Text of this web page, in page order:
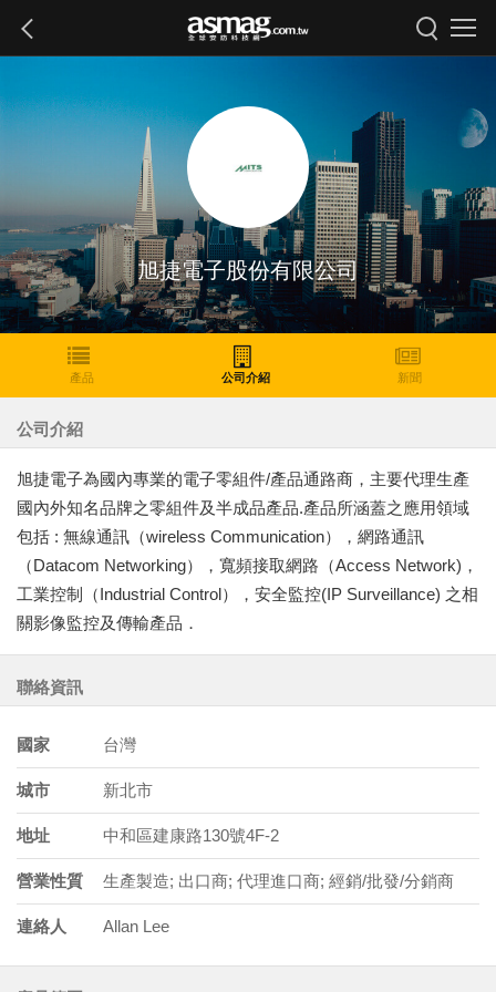
旭捷電子股份有限公司
產品 公司介紹 新聞
公司介紹
旭捷電子為國內專業的電子零組件/產品通路商，主要代理生產
國內外知名品牌之零組件及半成品產品.產品所涵蓋之應用領域
包括 : 無線通訊（wireless Communication），網路通訊
（Datacom Networking），寬頻接取網路（Access Network)，
工業控制（Industrial Control），安全監控(IP Surveillance) 之相
關影像監控及傳輸產品．
聯絡資訊
國家 台灣
城市 新北市
地址 中和區建康路130號4F-2
營業性質 生產製造; 出口商; 代理進口商; 經銷/批發/分銷商
連絡人 Allan Lee